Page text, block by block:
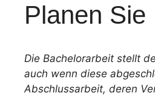
Planen
Die Bachelorarbeit stellt
auch wenn diese
Abschlussarbeit, deren